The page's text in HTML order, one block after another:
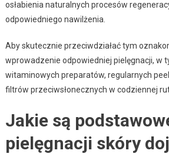
osłabienia naturalnych procesów
odpowiedniego nawilżenia.
Aby skutecznie przeciwdziałać tym
wprowadzenie odpowiedniej pielęgnacji, w
witaminowych preparatów, regularnych
filtrów przeciwsłonecznych w codziennej
Jakie są
pielęgnacji skóry